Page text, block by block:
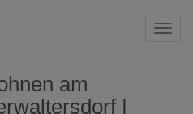
am
|